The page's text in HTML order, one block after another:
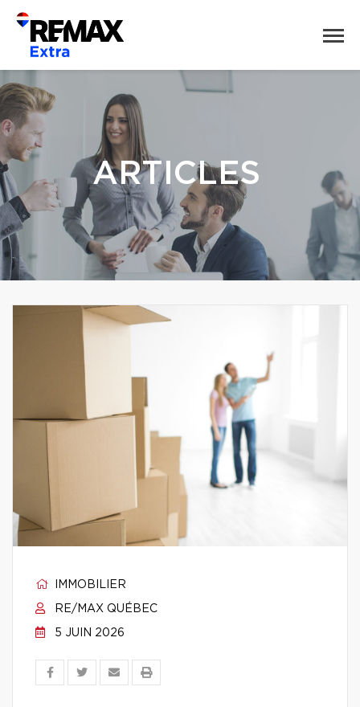
ARTICLES
IMMOBILIER
RE/MAX QUÉBEC
5 JUIN 2026